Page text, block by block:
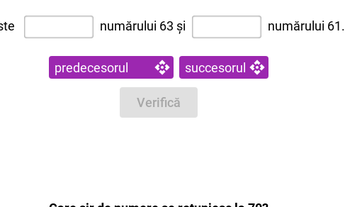
numărului 63 și numărului 61.
predecesorul succesorul
Verifică